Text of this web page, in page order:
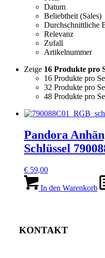
Datum
Beliebtheit (Sales)
Durchschnittliche
Relevanz
Zufall
Artikelnummer
Zeige 16 Produkte pro
16 Produkte pro
32 Produkte pro
48 Produkte pro
Pandora
Schlüssel
€ 59,00
In den Warenkorb
KONTAKT